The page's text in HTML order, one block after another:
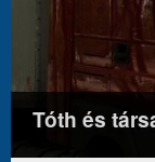
Tóth és